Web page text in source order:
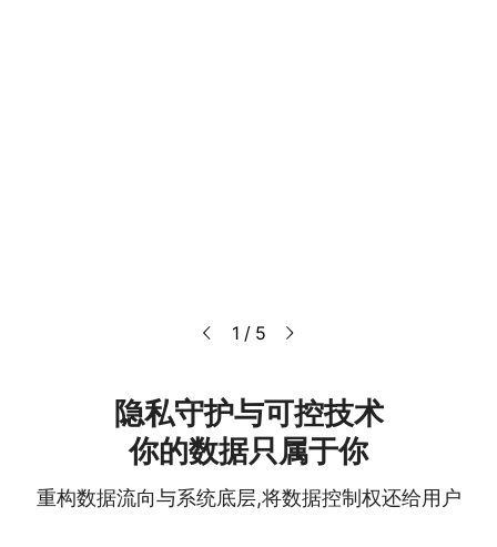
1 / 5
隐私守护与可控技术
你的数据只属于你
重构数据流向与系统底层,将数据控制权还给用户